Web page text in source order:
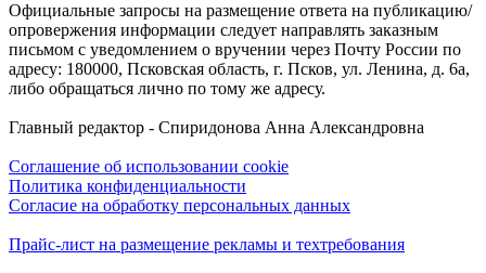
Официальные запросы на размещение ответа на публикацию/
опровержения информации следует направлять заказным
письмом с уведомлением о вручении через Почту России по
адресу: 180000, Псковская область, г. Псков, ул. Ленина, д. 6а,
либо обращаться лично по тому же адресу.
Главный редактор - Спиридонова Анна Александровна
Соглашение об использовании cookie
Политика конфиденциальности
Согласие на обработку персональных данных
Прайс-лист на размещение рекламы и техтребования